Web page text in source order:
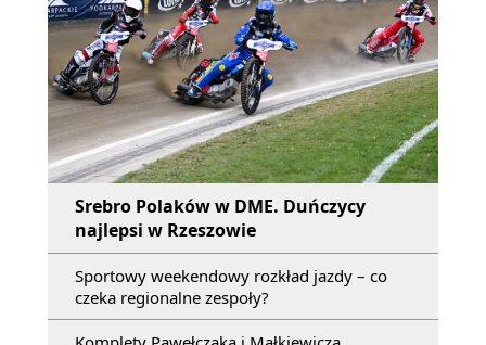
Srebro Polaków w DME. Duńczycy
najlepsi w Rzeszowie
Sportowy weekendowy rozkład jazdy – co
czeka regionalne zespoły?